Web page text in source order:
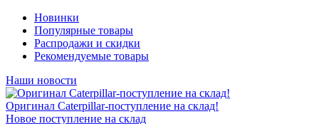
Новинки
Популярные товары
Распродажи и скидки
Рекомендуемые товары
Наши новости
Оригинал Caterpillar-поступление на склад!
Новое поступление на склад